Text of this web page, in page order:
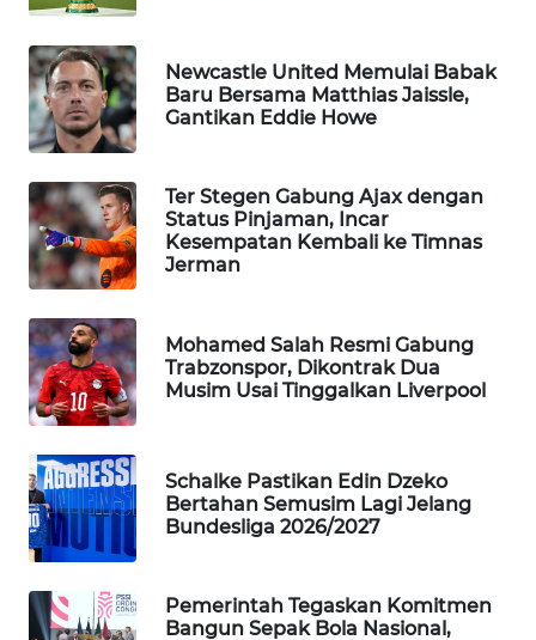
Newcastle United Memulai Babak
Baru Bersama Matthias Jaissle,
Gantikan Eddie Howe
Ter Stegen Gabung Ajax dengan
Status Pinjaman, Incar
Kesempatan Kembali ke Timnas
Jerman
Mohamed Salah Resmi Gabung
Trabzonspor, Dikontrak Dua
Musim Usai Tinggalkan Liverpool
Schalke Pastikan Edin Dzeko
Bertahan Semusim Lagi Jelang
Bundesliga 2026/2027
Pemerintah Tegaskan Komitmen
Bangun Sepak Bola Nasional,
TANI
WAHANA
ADVOKAT
INFRASTRUKTUR
WAHANA
KONSUMEN
WAHANA
LISTRIK
WAHANA
TRAVEL
WAHANA
TV
WAHANANEWS
ID